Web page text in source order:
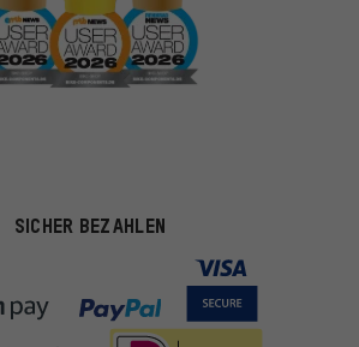
SICHER BEZAHLEN